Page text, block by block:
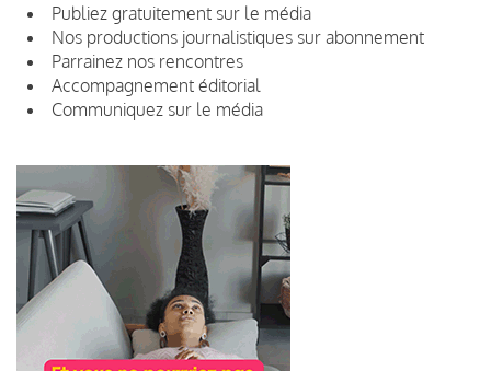
Publiez gratuitement sur le média
Nos productions journalistiques sur abonnement
Parrainez nos rencontres
Accompagnement éditorial
Communiquez sur le média